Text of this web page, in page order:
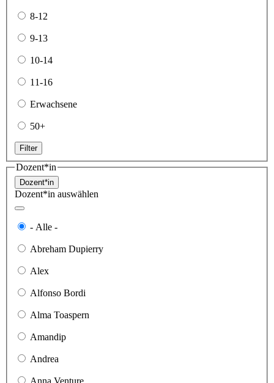
8-12
9-13
10-14
11-16
Erwachsene
50+
Filter
Dozent*in
Dozent*in
Dozent*in auswählen
- Alle -
Abreham Dupierry
Alex
Alfonso Bordi
Alma Toaspern
Amandip
Andrea